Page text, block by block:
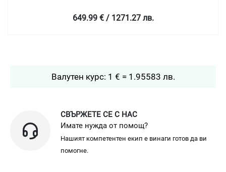
649.99 € / 1271.27 лв.
Валутен курс: 1 € = 1.95583 лв.
СВЪРЖЕТЕ СЕ С НАС
Имате нужда от помощ?
Нашият компетентен екип е винаги готов да ви
помогне.